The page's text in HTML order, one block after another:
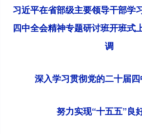
习近平在省部级主要领导干部学
四中全会精神专题研讨班开班式
调
深入学习贯彻党的二十届
努力实现“十五五”良